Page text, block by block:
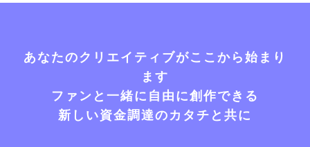
あなたのクリエイティブがここから始まり
ます
ファンと一緒に自由に創作できる
新しい資金調達のカタチと共に